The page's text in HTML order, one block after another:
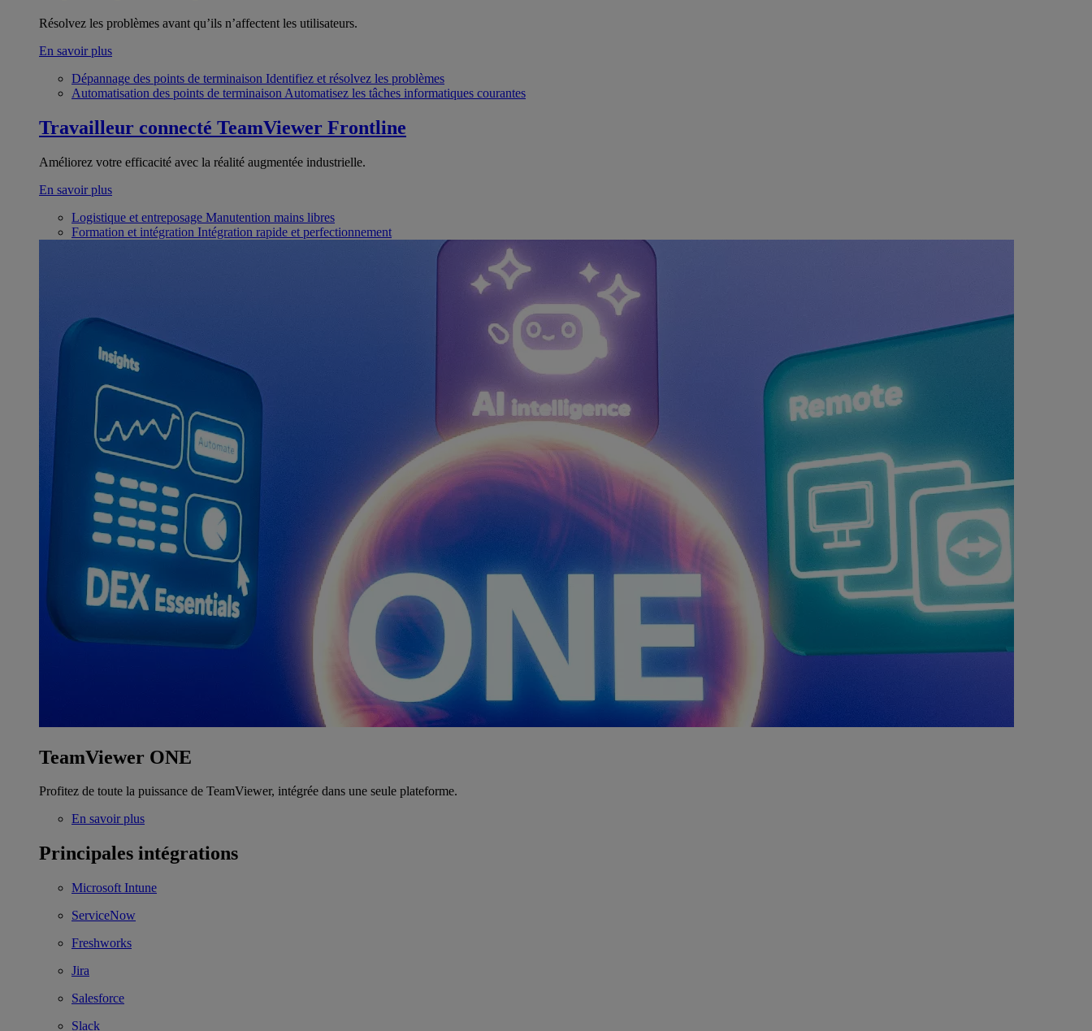
Résolvez les problèmes avant qu’ils n’affectent les utilisateurs.
En savoir plus
Dépannage des points de terminaison Identifiez et résolvez les problèmes
Automatisation des points de terminaison Automatisez les tâches informatiques courantes
Travailleur connecté TeamViewer Frontline
Améliorez votre efficacité avec la réalité augmentée industrielle.
En savoir plus
Logistique et entreposage Manutention mains libres
Formation et intégration Intégration rapide et perfectionnement
TeamViewer ONE
Profitez de toute la puissance de TeamViewer, intégrée dans une seule plateforme.
En savoir plus
Principales intégrations
Microsoft Intune
ServiceNow
Freshworks
Jira
Salesforce
Slack